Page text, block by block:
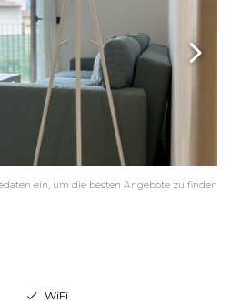
ein, um die besten Angebote zu finden
WiFi